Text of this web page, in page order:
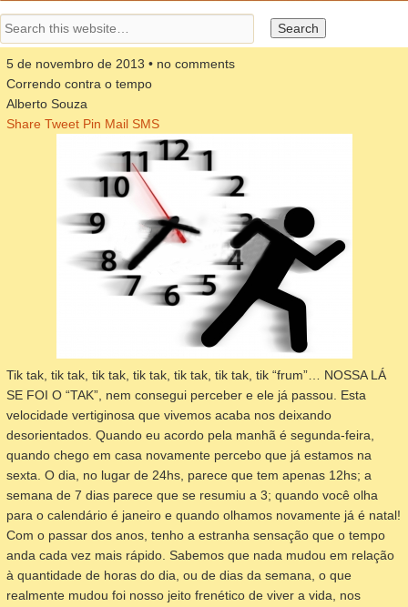
5 de novembro de 2013 • no comments
Correndo contra o tempo
Alberto Souza
Share Tweet Pin Mail SMS
Tik tak, tik tak, tik tak, tik tak, tik tak, tik tak, tik “frum”… NOSSA LÁ
SE FOI O “TAK”, nem consegui perceber e ele já passou. Esta
velocidade vertiginosa que vivemos acaba nos deixando
desorientados. Quando eu acordo pela manhã é segunda-feira,
quando chego em casa novamente percebo que já estamos na
sexta. O dia, no lugar de 24hs, parece que tem apenas 12hs; a
semana de 7 dias parece que se resumiu a 3; quando você olha
para o calendário é janeiro e quando olhamos novamente já é natal!
Com o passar dos anos, tenho a estranha sensação que o tempo
anda cada vez mais rápido. Sabemos que nada mudou em relação
à quantidade de horas do dia, ou de dias da semana, o que
realmente mudou foi nosso jeito frenético de viver a vida, nos